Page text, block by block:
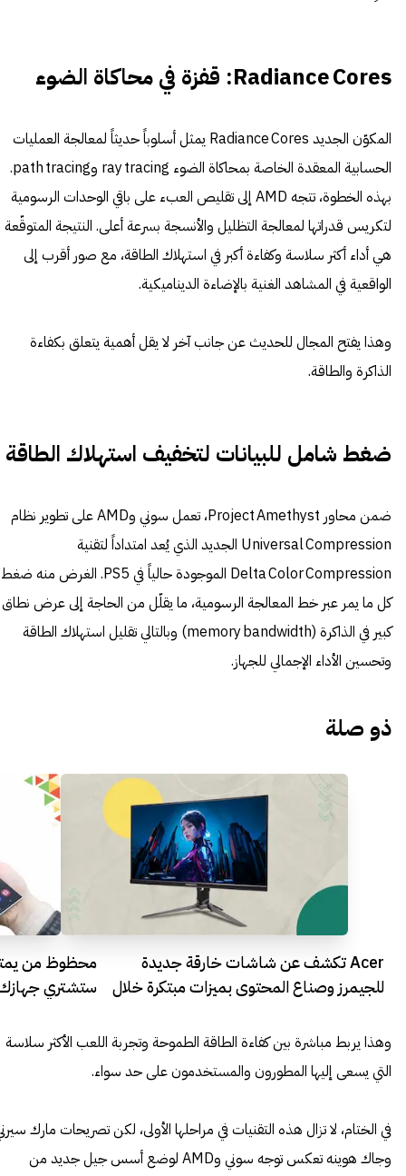
Radiance Cores: قفزة في محاكاة الضوء
المكوّن الجديد Radiance Cores يمثل أسلوباً حديثاً لمعالجة العمليات
الحسابية المعقدة الخاصة بمحاكاة الضوء ray tracing وpath tracing.
بهذه الخطوة، تتجه AMD إلى تقليص العبء على باقي الوحدات الرسومية
لتكريس قدراتها لمعالجة التظليل والأنسجة بسرعة أعلى. النتيجة المتوقّعة
هي أداء أكثر سلاسة وكفاءة أكبر في استهلاك الطاقة، مع صور أقرب إلى
الواقعية في المشاهد الغنية بالإضاءة الديناميكية.
وهذا يفتح المجال للحديث عن جانب آخر لا يقل أهمية يتعلق بكفاءة
الذاكرة والطاقة.
ضغط شامل للبيانات لتخفيف استهلاك الطاقة
ضمن محاور Project Amethyst، تعمل سوني وAMD على تطوير نظام
Universal Compression الجديد الذي يُعد امتداداً لتقنية
Delta Color Compression الموجودة حالياً في PS5. الغرض منه ضغط
كل ما يمر عبر خط المعالجة الرسومية، ما يقلّل من الحاجة إلى عرض نطاق
كبير في الذاكرة (memory bandwidth) وبالتالي تقليل استهلاك الطاقة
وتحسين الأداء الإجمالي للجهاز.
ذو صلة
Acer تكشف عن شاشات خارقة جديدة
للجيمرز وصناع المحتوى بميزات مبتكرة خلال
محظوظ من
ستشتري جهازك
وهذا يربط مباشرة بين كفاءة الطاقة الطموحة وتجربة اللعب الأكثر سلاسة
التي يسعى إليها المطورون والمستخدمون على حد سواء.
في الختام، لا تزال هذه التقنيات في مراحلها الأولى، لكن تصريحات مارك
وجاك هوينه تعكس توجه سوني وAMD لوضع أسس جيل جديد من